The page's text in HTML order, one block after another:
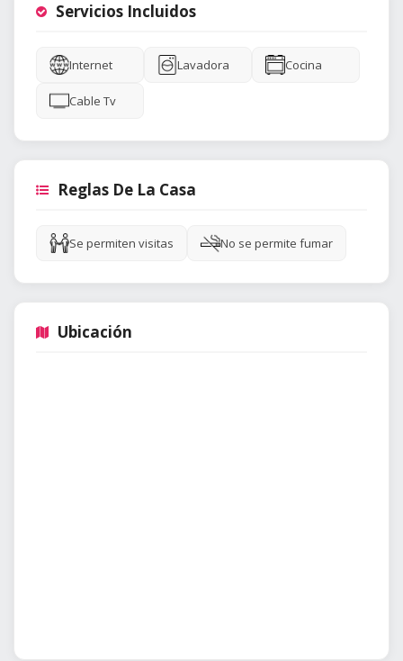
Servicios Incluidos
Internet Lavadora Cocina
Cable Tv
Reglas De La Casa
Se permiten visitas No se permite fumar
Ubicación